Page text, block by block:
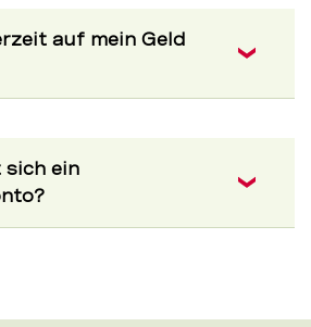
auf mein Geld
sich ein